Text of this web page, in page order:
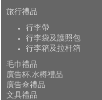
旅行禮品
行李帶
行李袋及護照包
行李箱及拉杆箱
毛巾禮品
廣告杯,水樽禮品
廣告傘禮品
文具禮品